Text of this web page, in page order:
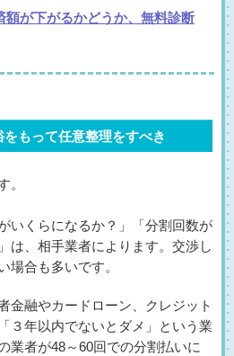
額が下がるかどうか、無料診断
もって任意整理をすべき
。
いくらになるか？」「分割回数が
は、相手業者によります。交渉し
場合も多いです。
金融やカードローン、クレジット
３年以内でないとダメ」という業
業者が48～60回での分割払いに